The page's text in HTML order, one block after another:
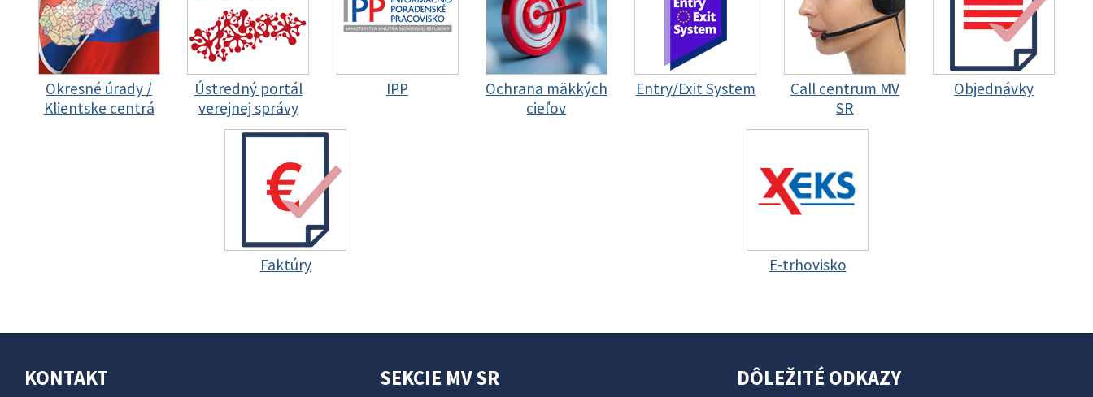
Okresné úrady /
Klientske centrá
Ústredný portál
verejnej správy
IPP
Ochrana mäkkých
cieľov
Entry/Exit System
Call centrum MV
SR
Objednávky
Faktúry E-trhovisko
KONTAKT SEKCIE MV SR DÔLEŽITÉ ODKAZY